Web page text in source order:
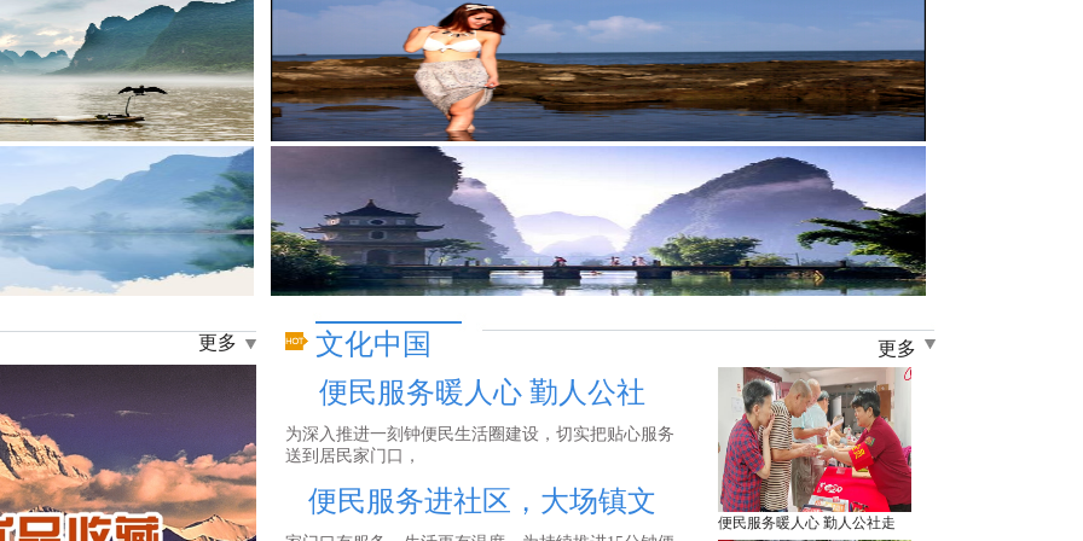
更多 文化中国 更多
便民服务暖人心 勤人公社
为深入推进一刻钟便民生活圈建设，切实把贴心服务
送到居民家门口，
便民服务进社区，大场镇文
便民服务暖人心 勤人公社走